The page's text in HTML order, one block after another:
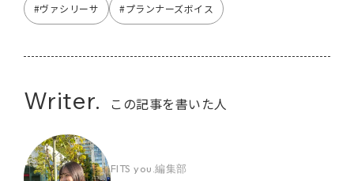
#ヴァシリーサ #プランナーズボイス
Writer. この記事を書いた人
FITS you.編集部